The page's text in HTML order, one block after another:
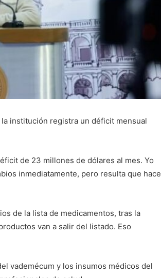
institución registra un déficit mensual
de 23 millones de dólares al mes. Yo
inmediatamente, pero resulta que hace
de la lista de medicamentos, tras la
van a salir del listado. Eso
vademécum y los insumos médicos del